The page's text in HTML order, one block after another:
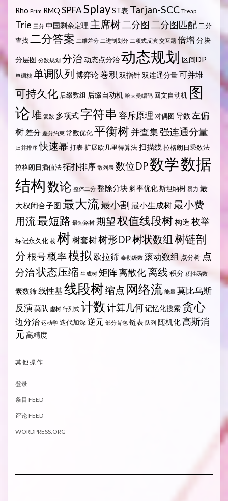
Rho Prim RMQ SPFASplayST表Tarjan-SCC Treap
Trie 三分 中国剩余定理 主席树二分图 二分图匹配 二分
查找二分答案 二维差分 二进制划分 二项式反演 交互题 倍增 分块
分层图 分数规划 分治动态点分治动态规划 区间DP
单调栈 单调队列 博弈论卷积 双指针双连通分量可并堆
可持久化 后缀数组 后缀自动机 哈夫曼编码 回文自动机 图
论堆 复数 多项式字符串 容斥原理 对偶图 导数 左偏
树 差分 差分约束 常数优化平衡树并查集强连通分量
归并排序 快速幂 打表扩展欧几里得算法扫描线 拉格朗日乘数法
拉格朗日插值法拓扑排序 散列表 数位DP数学数据
结构数论 整体二分 整除分块斜率优化斯坦纳树 暴力 最
大权闭合子图 最大流最小割 最小生成树最小费
用流最短路 最短路树 期望权值线段树构造 枚举
标记永久化 栈 树 树套树树形DP树状数组 树链剖
分根号概率模拟 欧拉筛 泰勒级数 滚动数组 点分树 点
分治状态压缩 生成树 矩阵离散化离线 积分 积性函数
素数筛线性基 线段树缩点 网络流 能量 莫比乌斯
反演莫队 虚树 行列式 计数计算几何记忆化搜索贪心
边分治 运动学 迭代加深 逆元 部分背包 链表 队列 随机化 高斯消
元 高精度
其他操作
登录
条目 FEED
评论 FEED
WORDPRESS.ORG